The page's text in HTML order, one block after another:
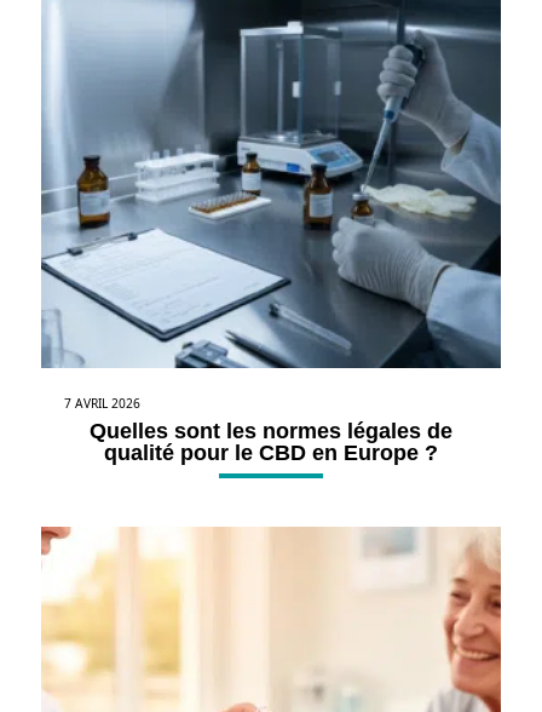
7 AVRIL 2026
Quelles sont les normes légales de
qualité pour le CBD en Europe ?